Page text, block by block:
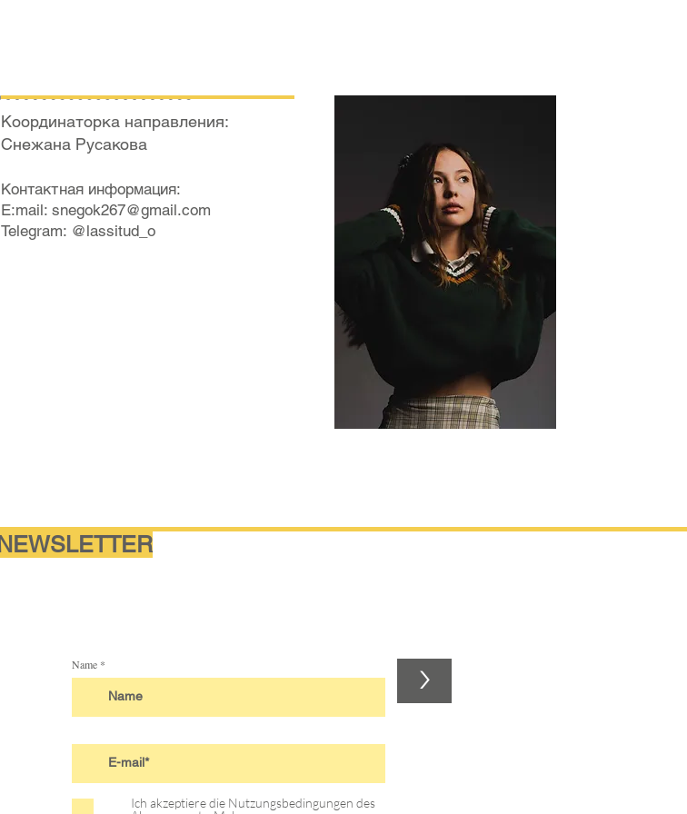
Координаторка направления:
Снежана Русакова
Контактная информация:
E:mail: snegok267@gmail.com
Telegram: @lassitud_o
NEWSLETTER
Name >
Ich akzeptiere die Nutzungsbedingungen des